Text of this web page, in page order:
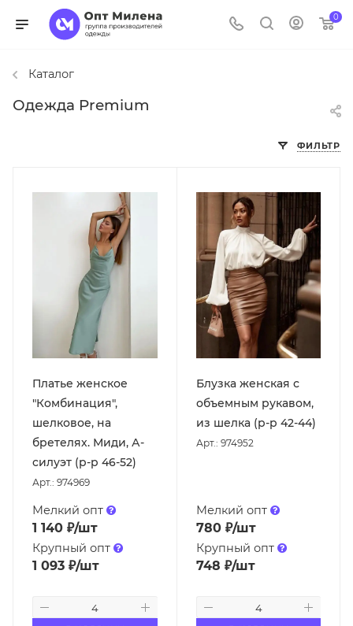
0
Каталог
Одежда Premium
ФИЛЬТР
Платье женское
"Комбинация",
шелковое, на
бретелях. Миди, А-
силуэт (р-р 46-52)
Арт.: 974969
Мелкий опт
1 140 ₽/шт
Крупный опт
1 093 ₽/шт
Блузка женская с
объемным рукавом,
из шелка (р-р 42-44)
Арт.: 974952
Мелкий опт
780₽/шт
Крупный опт
748 ₽/шт